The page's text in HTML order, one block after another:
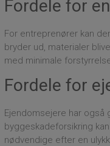
Fordele for
For entreprenører kan
bryder ud, materialer
med minimale
Fordele for
Ejendomsejere har
byggeskadeforsikring
nødvendige efter en